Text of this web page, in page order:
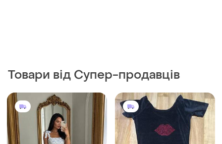
Товари від Супер-продавців